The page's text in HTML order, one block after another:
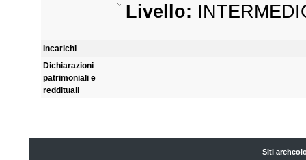
Livello:
Incarichi
Dichiarazioni
patrimoniali e
reddituali
Siti